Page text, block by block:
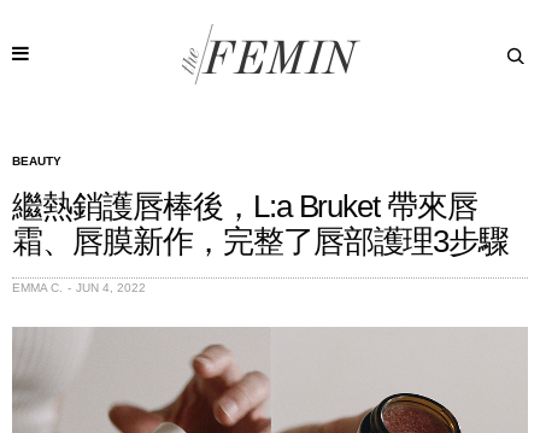
BEAUTY
繼熱銷護唇棒後，L:a Bruket 帶來唇
霜、唇膜新作，完整了唇部護理3步驟
EMMA C. JUN 4, 2022